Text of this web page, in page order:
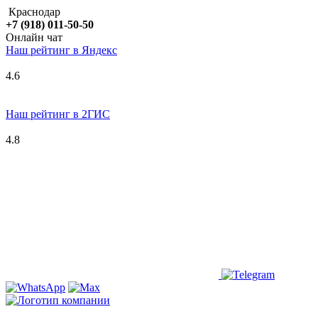
Краснодар
+7 (918) 011-50-50
Онлайн чат
Наш рейтинг в Яндекс
4.6
Наш рейтинг в 2ГИС
4.8